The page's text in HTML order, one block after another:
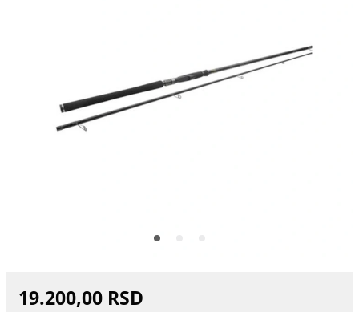
19.200,00 RSD